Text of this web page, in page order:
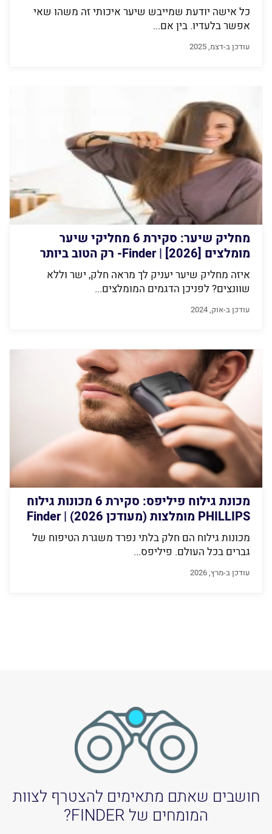
כל אישה יודעת שמייבש שיער איכותי זה משהו שאי
אפשר בלעדיו. בין אם...
עודכן ב-דצמ, 2025
מחליק שיער: סקירת 6 מחליקי שיער
מומלצים [2026] | Finder- רק הטוב ביותר
איזה מחליק שיער יעניק לך מראה חלק, ישר וללא
שוונצים? לפניכן הדגמים המומלצים...
עודכן ב-אוק, 2024
מכונת גילוח פיליפס: סקירת 6 מכונות גילוח
PHILLIPS מומלצות (מעודכן 2026) | Finder
מכונות גילוח הם חלק בלתי נפרד משגרת הטיפוח של
גברים בכל העולם. פיליפס...
עודכן ב-מרץ, 2026
חושבים שאתם מתאימים להצטרף לצוות
המומחים של FINDER?